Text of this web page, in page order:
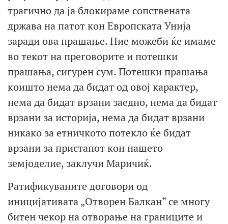
трагично да ја блокираме сопствената
држава на патот кон Европската Унија
заради ова прашање. Ние можеби ќе имаме
во текот на преговорите и потешки
прашања, сигурен сум. Потешки прашања
коишто нема да бидат од овој карактер,
нема да бидат врзани заедно, нема да бидат
врзани за историја, нема да бидат врзани
никако за етничкото потекло ќе бидат
врзани за пристапот кон нашето
земјоделие, заклучи Маричиќ.
Ратификуваните договори од
иницијативата „Отворен Балкан“ се многу
битен чекор на отворање на границите и